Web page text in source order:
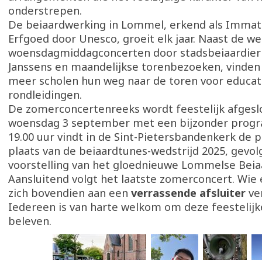
onderstrepen.
De beiaardwerking in Lommel, erkend als
Erfgoed door Unesco, groeit elk jaar. Naast de
woensdagmiddagconcerten door
Janssens en maandelijkse torenbezoeken,
meer scholen hun weg naar de toren voor
rondleidingen.
De zomerconcertenreeks wordt feestelijk
woensdag 3 september met een bijzonder
19.00 uur vindt in de Sint-Pietersbandenkerk de
plaats van de beiaardtunes-wedstrijd 2025,
voorstelling van het gloednieuwe Lommelse
Aansluitend volgt het laatste zomerconcert. Wie
zich bovendien aan een verrassende afsluiter
Iedereen is van harte welkom om deze
beleven.